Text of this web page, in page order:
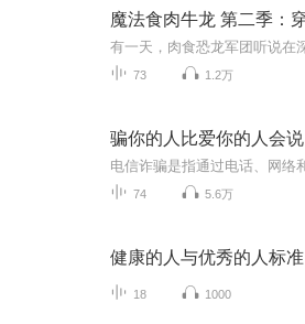
73 1.2万
骗你的人比爱你的人会说
74 5.6万
健康的人与优秀的人标准
18 1000